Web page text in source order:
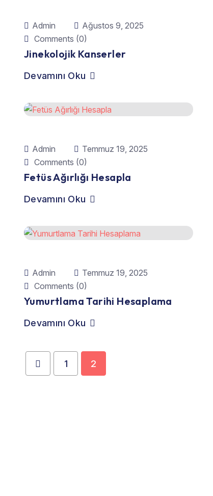
Admin
Ağustos 9, 2025
Comments (0)
Jinekolojik Kanserler
Devamını Oku
Admin
Temmuz 19, 2025
Comments (0)
Fetüs Ağırlığı Hesapla
Devamını Oku
Admin
Temmuz 19, 2025
Comments (0)
Yumurtlama Tarihi Hesaplama
Devamını Oku
1 2